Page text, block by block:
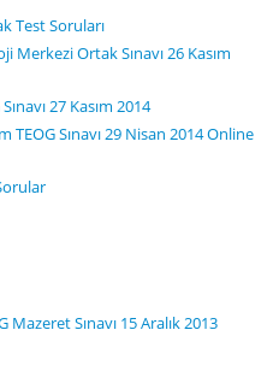
Test Soruları
Merkezi Ortak Sınavı 26 Kasım
27 Kasım 2014
TEOG Sınavı 29 Nisan 2014 Online
Sınavı 15 Aralık 2013